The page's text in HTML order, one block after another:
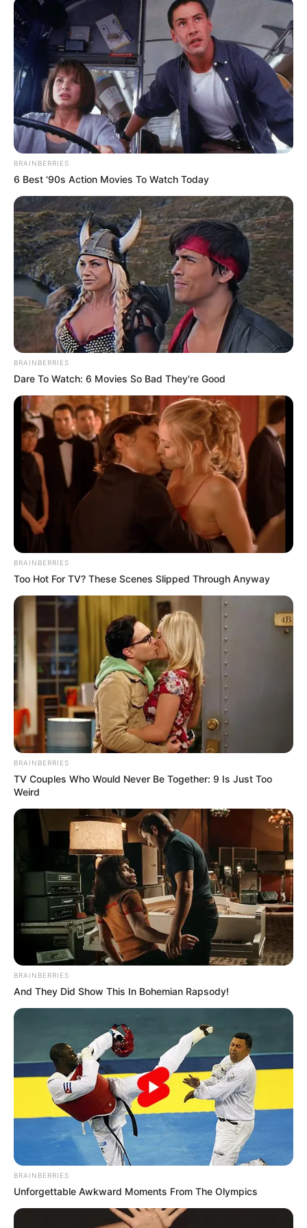
BRAINBERRIES
6 Best '90s Action Movies To Watch Today
BRAINBERRIES
Dare To Watch: 6 Movies So Bad They're Good
BRAINBERRIES
Too Hot For TV? These Scenes Slipped Through Anyway
BRAINBERRIES
TV Couples Who Would Never Be Together: 9 Is Just Too
Weird
BRAINBERRIES
And They Did Show This In Bohemian Rapsody!
BRAINBERRIES
Unforgettable Awkward Moments From The Olympics